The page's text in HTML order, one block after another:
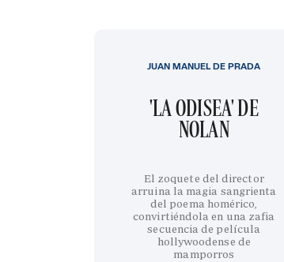
'LA ODISEA' DE
NOLAN
El zoquete del director
arruina la magia sangrienta
del poema homérico,
convirtiéndola en una zafia
secuencia de película
hollywoodense de
mamporros
JUAN MANUEL DE PRADA